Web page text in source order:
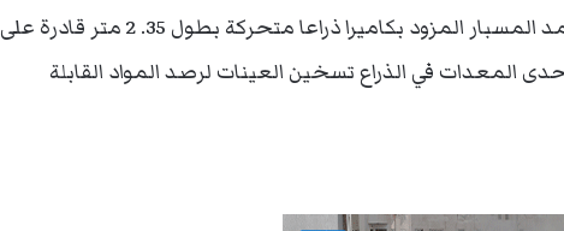
خاص وهي العناصر الضرورية للحياة. كما يمد المسبار المزود بكاميرا ذراعا متحركة بطول 35. 2 متر قادرة على
المعدات في الذراع تسخين العينات لرصد المواد القابلة